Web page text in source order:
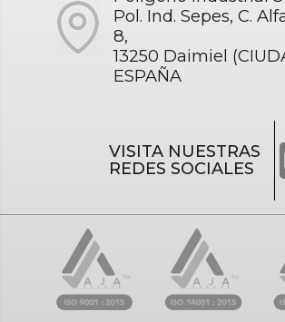
Pol. Ind. Sepes, C.
8,
13250 Daimiel
ESPAÑA
VISITA NUESTRAS
REDES SOCIALES